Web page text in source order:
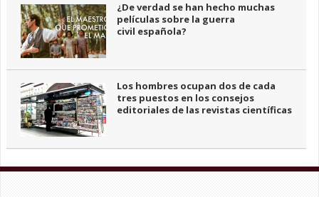
¿De verdad se han hecho muchas
películas sobre la guerra
civil española?
Los hombres ocupan dos de cada
tres puestos en los consejos
editoriales de las revistas científicas